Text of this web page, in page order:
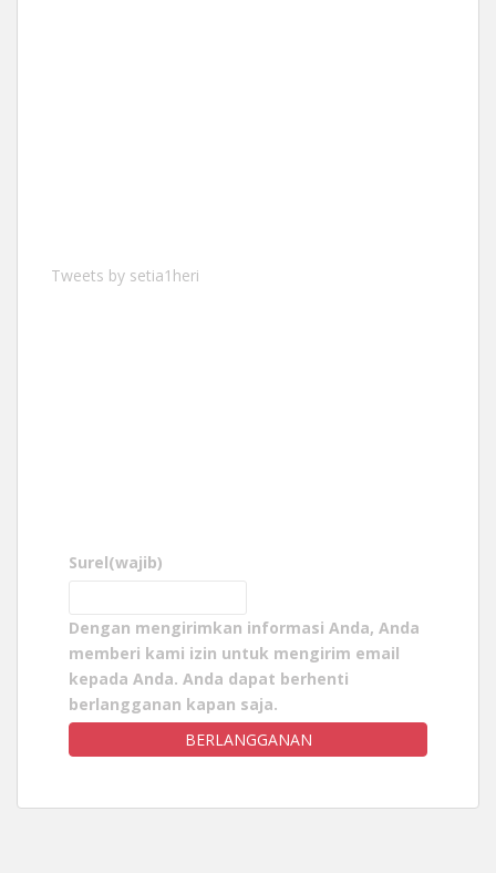
Tweets by setia1heri
Surel(wajib)
Dengan mengirimkan informasi Anda, Anda
memberi kami izin untuk mengirim email
kepada Anda. Anda dapat berhenti
berlangganan kapan saja.
BERLANGGANAN